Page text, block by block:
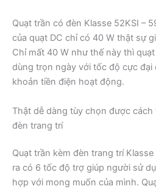
Quạt trần có đèn Klasse 52KSI –
của quạt DC chỉ có 40 W thật sự
Chỉ mất 40 W như thế này thì
dùng trọn ngày với tốc độ cực đại
khoản tiền điện hoạt động.
Thật dễ dàng tùy chọn được
đèn trang trí
Quạt trần kèm đèn trang trí
ra có 6 tốc độ trợ giúp người sử
hợp với mong muốn của mình.